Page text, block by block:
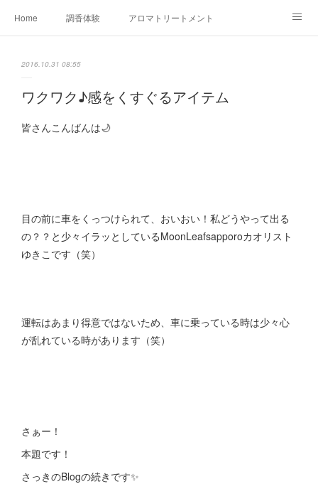
Home 調香体験 アロマトリートメントMenu
Ameblo
2016.10.31 08:55
ワクワク♪感をくすぐるアイテム
皆さんこんばんは🌙
目の前に車をくっつけられて、おいおい！私どうやって出る
の？？と少々イラッとしているMoonLeafsapporoカオリスト
ゆきこです（笑）
運転はあまり得意ではないため、車に乗っている時は少々心
が乱れている時があります（笑）
さぁー！
本題です！
さっきのBlogの続きです✨